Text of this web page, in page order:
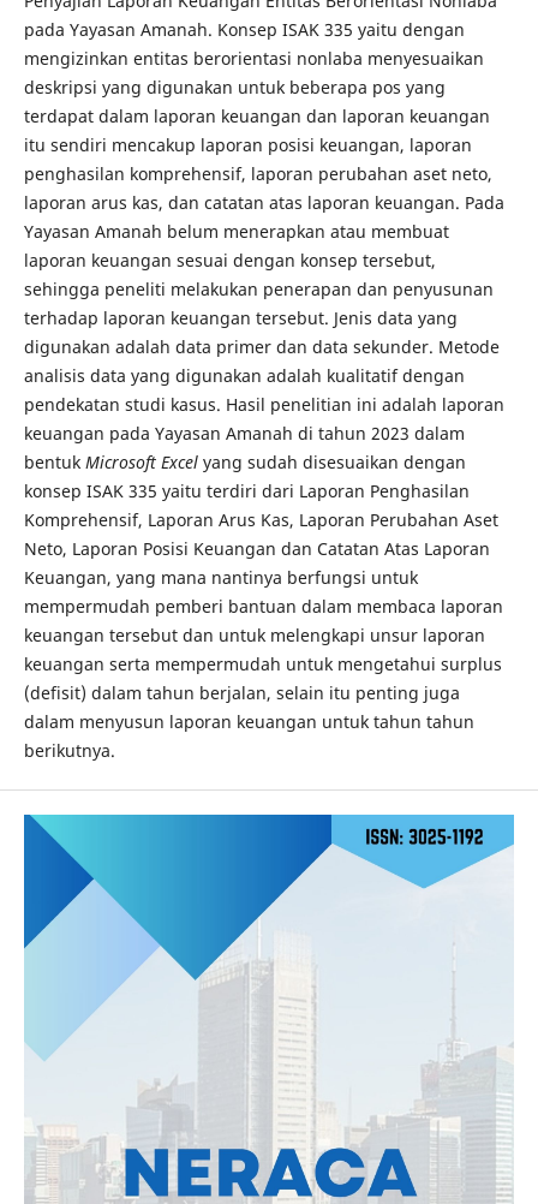
pada Yayasan Amanah. Konsep ISAK 335 yaitu dengan
mengizinkan entitas berorientasi nonlaba menyesuaikan
deskripsi yang digunakan untuk beberapa pos yang
terdapat dalam laporan keuangan dan laporan keuangan
itu sendiri mencakup laporan posisi keuangan, laporan
penghasilan komprehensif, laporan perubahan aset neto,
laporan arus kas, dan catatan atas laporan keuangan. Pada
Yayasan Amanah belum menerapkan atau membuat
laporan keuangan sesuai dengan konsep tersebut,
sehingga peneliti melakukan penerapan dan penyusunan
terhadap laporan keuangan tersebut. Jenis data yang
digunakan adalah data primer dan data sekunder. Metode
analisis data yang digunakan adalah kualitatif dengan
pendekatan studi kasus. Hasil penelitian ini adalah laporan
keuangan pada Yayasan Amanah di tahun 2023 dalam
bentuk Microsoft Excelyang sudah disesuaikan dengan
konsep ISAK 335 yaitu terdiri dari Laporan Penghasilan
Komprehensif, Laporan Arus Kas, Laporan Perubahan Aset
Neto, Laporan Posisi Keuangan dan Catatan Atas Laporan
Keuangan, yang mana nantinya berfungsi untuk
mempermudah pemberi bantuan dalam membaca laporan
keuangan tersebut dan untuk melengkapi unsur laporan
keuangan serta mempermudah untuk mengetahui surplus
(defisit) dalam tahun berjalan, selain itu penting juga
dalam menyusun laporan keuangan untuk tahun tahun
berikutnya.